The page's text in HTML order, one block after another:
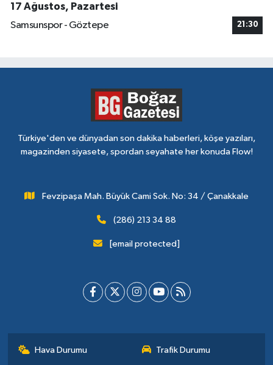
17 Ağustos, Pazartesi
Samsunspor - Göztepe
21:30
Türkiye'den ve dünyadan son dakika haberleri, köşe yazıları,
magazinden siyasete, spordan seyahate her konuda Flow!
Fevzipaşa Mah. Büyük Cami Sok. No: 34 / Çanakkale
(286) 213 34 88
[email protected]
Hava Durumu Trafik Durumu